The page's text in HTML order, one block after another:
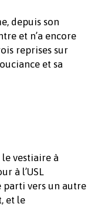
depuis son
et n’a encore
reprises sur
et sa
vestiaire à
à l’USL
parti vers un autre
et le